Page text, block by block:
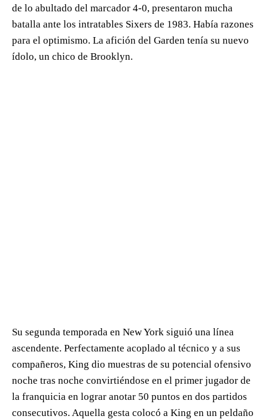
de lo abultado del marcador 4-0, presentaron mucha
batalla ante los intratables Sixers de 1983. Había razones
para el optimismo. La afición del Garden tenía su nuevo
ídolo, un chico de Brooklyn.
Su segunda temporada en New York siguió una línea
ascendente. Perfectamente acoplado al técnico y a sus
compañeros, King dio muestras de su potencial ofensivo
noche tras noche convirtiéndose en el primer jugador de
la franquicia en lograr anotar 50 puntos en dos partidos
consecutivos. Aquella gesta colocó a King en un peldaño